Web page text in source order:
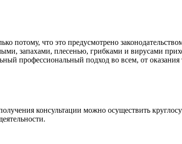
потому, что это предусмотрено
запахами, плесенью, грибками и вирусами
профессиональный подход во всем, от оказания
консультации можно осуществить